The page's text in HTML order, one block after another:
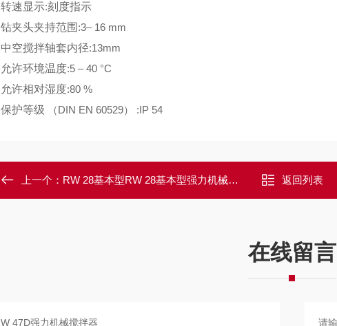
转速显示:刻度指示
钻夹头夹持范围 :3– 16 mm
中空搅拌轴套内径:13mm
允许环境温度:5 – 40 °C
允许相对湿度:80 %
保护等级 （DIN EN 60529） :IP 54
上一个： RW 28基本型RW 28基本型强力机械搅拌器 返回列表
在线留言